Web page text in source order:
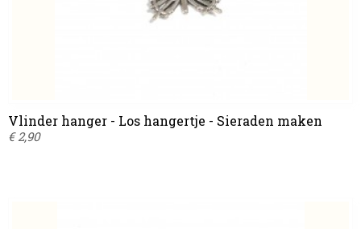
Vlinder hanger - Los hangertje - Sieraden maken
€ 2,90